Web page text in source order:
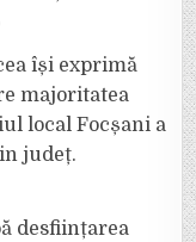
își exprimă
majoritatea
local Focșani a
județ.
desființarea